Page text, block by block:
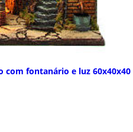
com fontanário e luz 60x40x40